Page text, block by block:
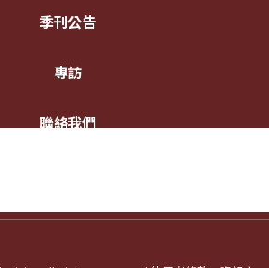
季刊公告
專訪
聯絡我們